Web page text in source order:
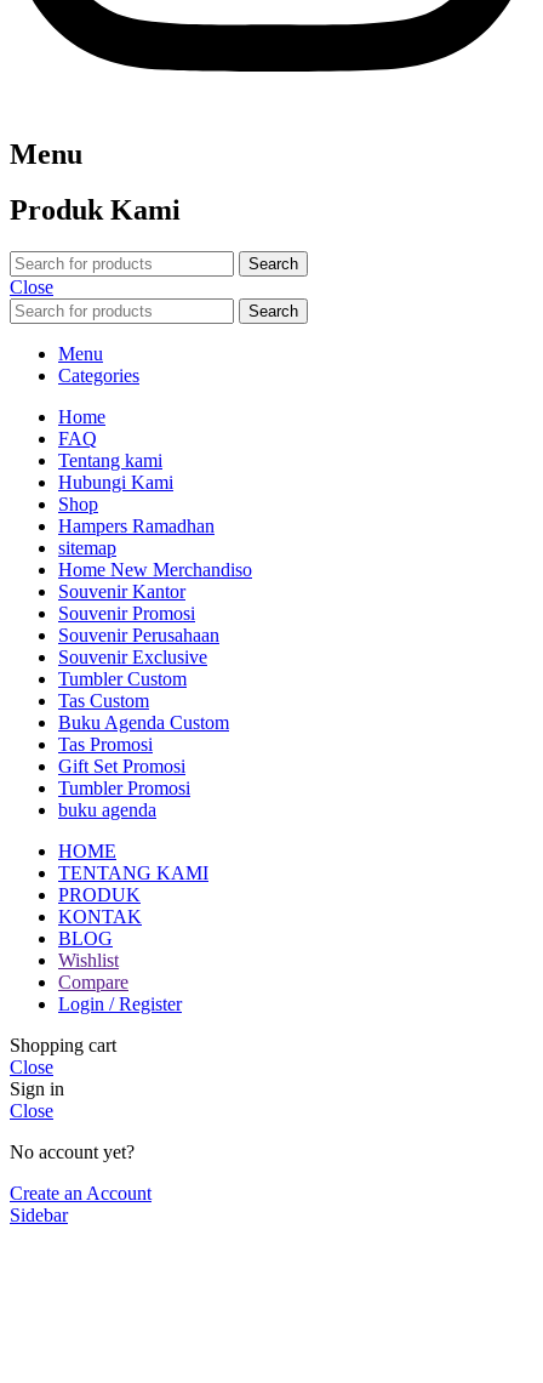
Menu
Produk Kami
Search
Close
Search
Menu
Categories
Home
FAQ
Tentang kami
Hubungi Kami
Shop
Hampers Ramadhan
sitemap
Home New Merchandiso
Souvenir Kantor
Souvenir Promosi
Souvenir Perusahaan
Souvenir Exclusive
Tumbler Custom
Tas Custom
Buku Agenda Custom
Tas Promosi
Gift Set Promosi
Tumbler Promosi
buku agenda
HOME
TENTANG KAMI
PRODUK
KONTAK
BLOG
Wishlist
Compare
Login / Register
Shopping cart
Close
Sign in
Close
No account yet?
Create an Account
Sidebar